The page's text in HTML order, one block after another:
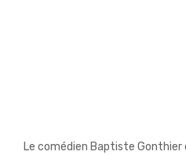
Le comédien Baptiste Gonthier